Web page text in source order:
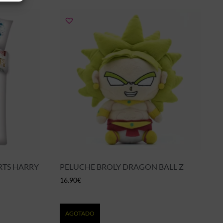
HARRY
PELUCHE BROLY DRAGON BALL Z
16.90€
AGOTADO